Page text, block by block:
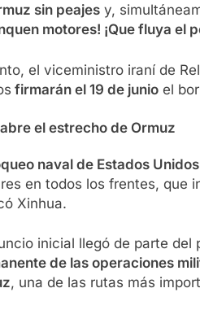
sin peajes y,
motores! ¡Que fluya el
el viceministro iraní de
firmarán el 19 de junio el
el estrecho de Ormuz
naval de Estados
en todos los frentes, que
Xinhua.
inicial llegó de parte del
de las operaciones
, una de las rutas más